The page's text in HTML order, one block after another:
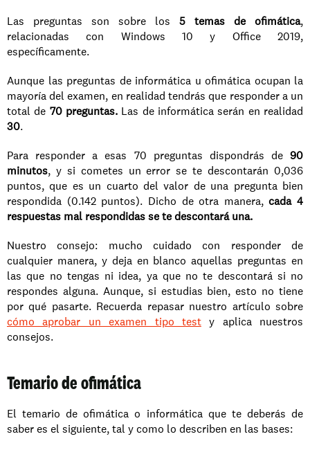
Las preguntas son sobre los 5 temas de ofimática,
relacionadas con Windows 10 y Office 2019,
específicamente.
Aunque las preguntas de informática u ofimática ocupan la
mayoría del examen, en realidad tendrás que responder a un
total de 70 preguntas.
30.
Para responder a esas 70 preguntas dispondrás de 90
minutos, y si cometes un error se te descontarán 0,036
puntos, que es un cuarto del valor de una pregunta bien
respondida (0.142 puntos). Dicho de otra manera, cada 4
respuestas mal respondidas se te descontará una.
Nuestro consejo: mucho cuidado con responder de
cualquier manera, y deja en blanco aquellas preguntas en
las que no tengas ni idea, ya que no te descontará si no
respondes alguna. Aunque, si estudias bien, esto no tiene
cómo aprobar un examen tipo test y aplica nuestros
consejos.
Temario de ofimática
El temario de ofimática o informática que te deberás de
saber es el siguiente, tal y como lo describen en las bases: